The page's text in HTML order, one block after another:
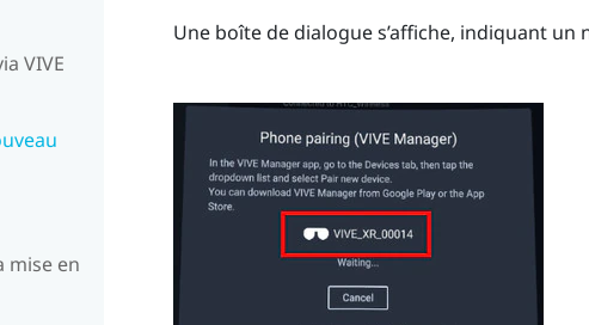
VIVE
mise en
Une boîte de dialogue s’affiche, indiquant un